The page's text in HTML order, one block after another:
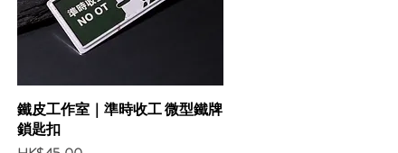
鐵皮工作室｜準時收工 微型鐵牌
鎖匙扣